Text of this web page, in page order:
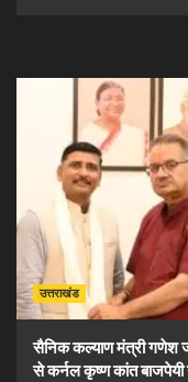
उत्तराखंड
सैनिक कल्याण मंत्री गणेश
से कर्नल कृष्ण कांत बाजपेयी